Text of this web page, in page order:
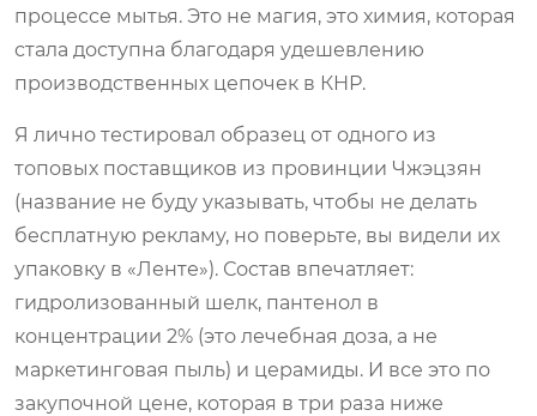
процессе мытья. Это не магия, это химия, которая
стала доступна благодаря удешевлению
производственных цепочек в КНР.
Я лично тестировал образец от одного из
топовых поставщиков из провинции Чжэцзян
(название не буду указывать, чтобы не делать
бесплатную рекламу, но поверьте, вы видели их
упаковку в «Ленте»). Состав впечатляет:
гидролизованный шелк, пантенол в
концентрации 2% (это лечебная доза, а не
маркетинговая пыль) и церамиды. И все это по
закупочной цене, которая в три раза ниже